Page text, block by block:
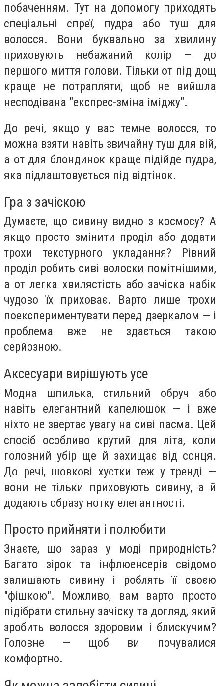
побаченням. Тут на допомогу приходять
спеціальні спреї, пудра або туш для
волосся. Вони буквально за хвилину
приховують небажаний колір — до
першого миття голови. Тільки от під дощ
краще не потрапляти, щоб не вийшла
несподівана "експрес-зміна іміджу".
До речі, якщо у вас темне волосся, то
можна взяти навіть звичайну туш для вій,
а от для блондинок краще підійде пудра,
яка підлаштовується під відтінок.
Гра з зачіскою
Думаєте, що сивину видно з космосу? А
якщо просто змінити проділ або додати
трохи текстурного укладання? Рівний
проділ робить сиві волоски помітнішими,
а от легка хвилястість або зачіска набік
чудово їх приховає. Варто лише трохи
поекспериментувати перед дзеркалом — і
проблема вже не здається такою
серйозною.
Аксесуари вирішують усе
Модна шпилька, стильний обруч або
навіть елегантний капелюшок — і вже
ніхто не звертає увагу на сиві пасма. Цей
спосіб особливо крутий для літа, коли
головний убір ще й захищає від сонця.
До речі, шовкові хустки теж у тренді —
вони не тільки приховують сивину, а й
додають образу нотку елегантності.
Просто прийняти і полюбити
Знаєте, що зараз у моді природність?
Багато зірок та інфлюенсерів свідомо
залишають сивину і роблять її своєю
"фішкою". Можливо, вам варто просто
підібрати стильну зачіску та догляд, який
зробить волосся здоровим і блискучим?
Головне — щоб ви почувалися
комфортно.